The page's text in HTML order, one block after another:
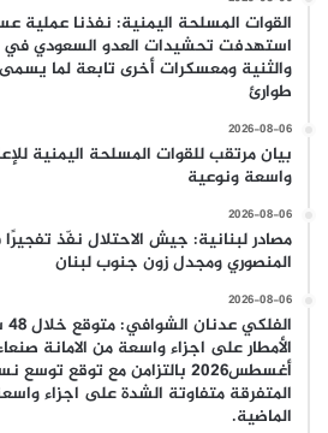
القوات المسلحة اليمنية: نفذنا عملية
استهدفت تحشيدات العدو السعودي في
والثنية ومعسكرات أخرى تابعة لما يسمى
طوارئ
2026-08-06
بيان مرتقب للقوات المسلحة اليمنية
واسعة ونوعية
2026-08-06
مصادر لبنانية: جيش الاحتلال نفّذ
المنصوري ومجدل زون جنوب لبنان
2026-08-06
أغسطس2026 بالتزامن مع توقع
المتفرقة متفاوتة الشدة على اجزاء
الماضية.